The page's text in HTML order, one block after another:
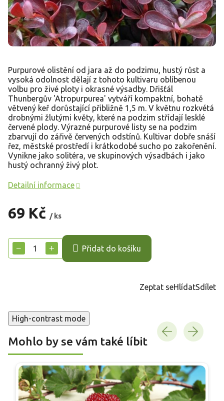
69 Kč / ks
cena:
+
− Přidat do košíku
Purpurové olistění od jara až do podzimu, hustý růst a
vysoká odolnost dělají z tohoto kultivaru oblíbenou
volbu pro živé ploty i okrasné výsadby. Dřišťál
Thunbergův 'Atropurpurea' vytváří kompaktní, bohatě
větvený keř dorůstající přibližně 1,5 m. V květnu rozkvétá
drobnými žlutými květy, které na podzim střídají lesklé
červené plody. Výrazné purpurové listy se na podzim
zbarvují do zářivě červených odstínů. Kultivar dobře snáší
řez, městské prostředí i krátkodobé sucho po zakořenění.
Vynikne jako solitéra, ve skupinových výsadbách i jako
hustý ochranný živý plot.
Detailní informace
Zeptat seHlídatSdílet
High-contrast mode
Mohlo by se vám také líbit